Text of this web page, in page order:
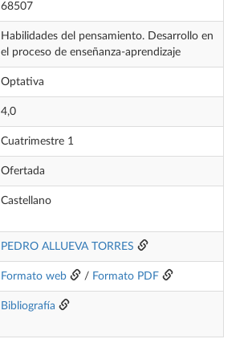
68507
Habilidades del pensamiento. Desarrollo en
el proceso de enseñanza-aprendizaje
Optativa
4,0
Cuatrimestre 1
Ofertada
Castellano
PEDRO ALLUEVA TORRES
Formato web / Formato PDF
Bibliografía